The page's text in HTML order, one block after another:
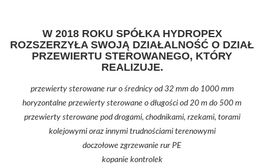
W 2018 ROKU SPÓŁKA HYDROPEX
ROZSZERZYŁA SWOJĄ DZIAŁALNOŚĆ O DZIAŁ
PRZEWIERTU STEROWANEGO, KTÓRY
REALIZUJE.
przewierty sterowane rur o średnicy od 32 mm do 1000 mm
horyzontalne przewierty sterowane o długości od 20 m do 500 m
przewierty sterowane pod drogami, chodnikami, rzekami, torami
kolejowymi oraz innymi trudnościami terenowymi
doczołowe zgrzewanie rur PE
kopanie kontrolek